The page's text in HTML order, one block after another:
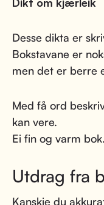
Dikt om kjærleik
Desse dikta er
Bokstavane er
men det er berre
Med få ord
kan vere.
Ei fin og varm bok.
Utdrag fra
Kanskje du